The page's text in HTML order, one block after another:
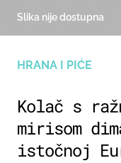
HRANA I PIĆE
Kolač s
mirisom
istočnoj
Slika nije dostupna